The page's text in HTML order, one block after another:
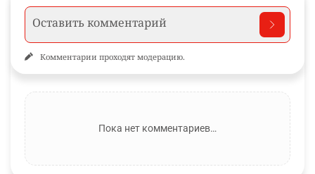
Комментарии проходят модерацию.
Пока нет комментариев…